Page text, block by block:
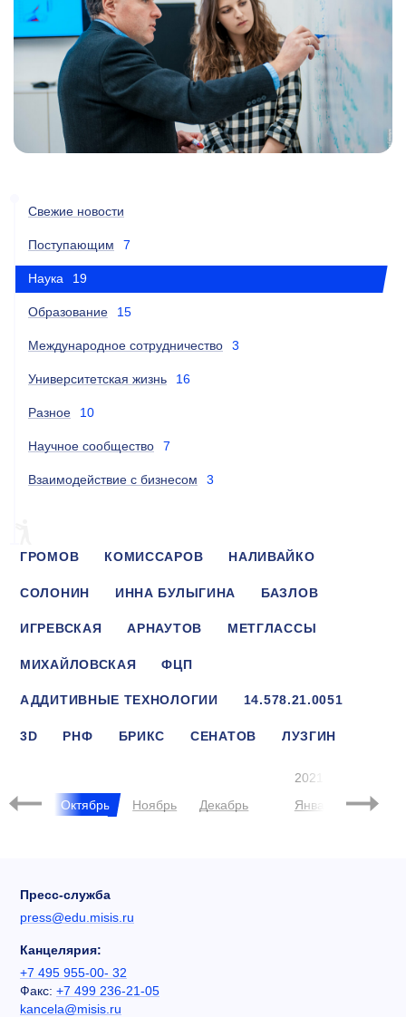
Свежие новости
Поступающим 7
Наука 19
Образование 15
Международное сотрудничество 3
Университетская жизнь 16
Разное 10
Научное сообщество 7
Взаимодействие с бизнесом 3
ГРОМОВ КОМИССАРОВ НАЛИВАЙКО
СОЛОНИН ИННА БУЛЫГИНА БАЗЛОВ
ИГРЕВСКАЯ АРНАУТОВ МЕТГЛАССЫ
МИХАЙЛОВСКАЯ ФЦП
АДДИТИВНЫЕ ТЕХНОЛОГИИ 14.578.21.0051
3D РНФ БРИКС СЕНАТОВ ЛУЗГИН
Октябрь Ноябрь Декабрь
2021
Январь
Пресс-служба
press@edu.misis.ru
Канцелярия:
+7 495 955-00- 32
Факс: +7 499 236-21-05
kancela@misis.ru